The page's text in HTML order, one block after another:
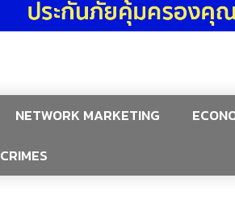
NETWORK MARKETING
CRIMES